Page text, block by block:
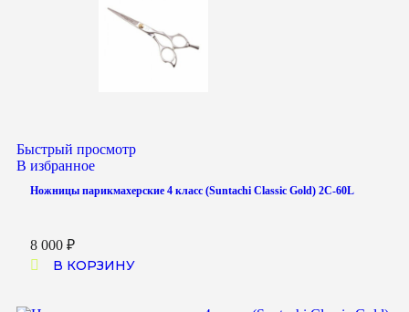
Быстрый просмотр
В избранное
Ножницы парикмахерские 4 класс (Suntachi Classic Gold) 2C-60L
8 000 ₽
В КОРЗИНУ